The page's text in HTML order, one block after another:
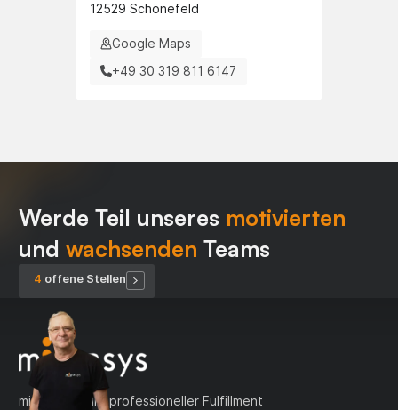
12529 Schönefeld
Google Maps
+49 30 319 811 6147
Werde Teil unseres motivierten
und wachsenden Teams
4 offene Stellen
migrasys ist Ihr professioneller Fulfillment